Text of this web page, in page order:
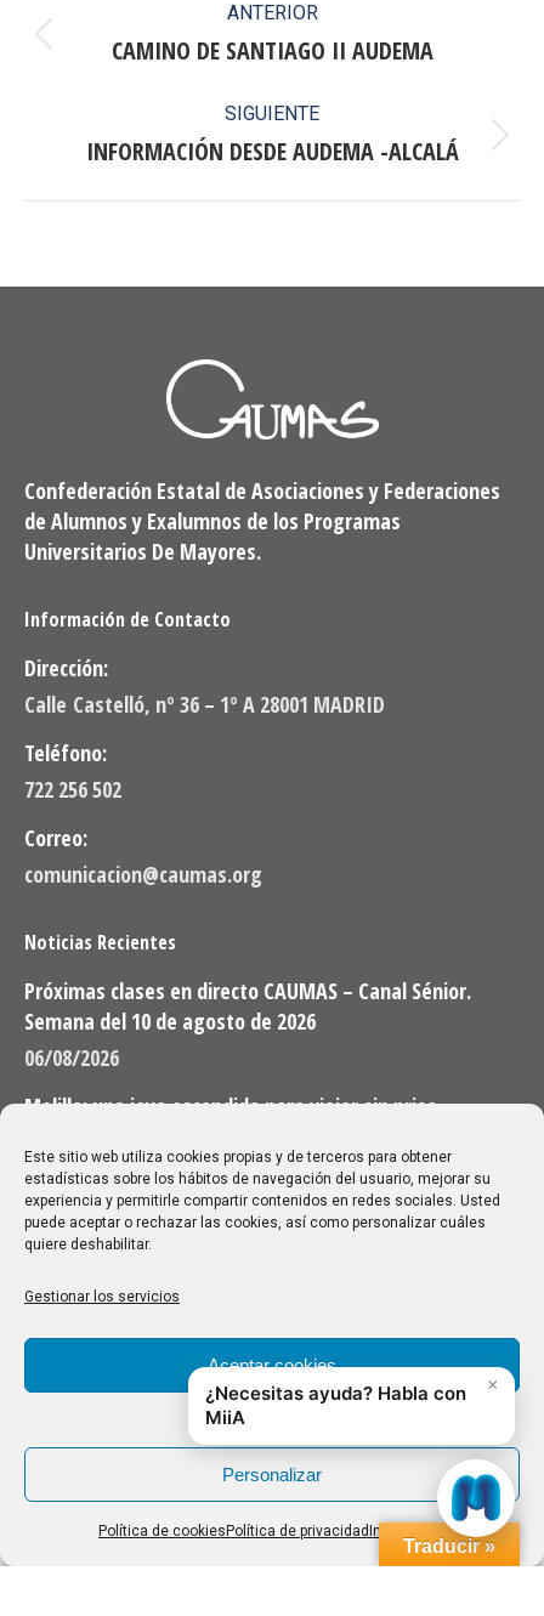
Este sitio web utiliza cookies propias y de terceros para obtener
estadísticas sobre los hábitos de navegación del usuario, mejorar su
experiencia y permitirle compartir contenidos en redes sociales. Usted
puede aceptar o rechazar las cookies, así como personalizar cuáles
quiere deshabilitar.
Gestionar los servicios
Aceptar cookies
Denegar
Personalizar
Política de cookies Política de privacidad Impressum
entre
publicaciones
ANTERIOR
Publicación
CAMINO DE SANTIAGO II AUDEMA
SIGUIENTE
Publicación
INFORMACIÓN DESDE AUDEMA -ALCALÁ
Confederación Estatal de Asociaciones y Federaciones
de Alumnos y Exalumnos de los Programas
Universitarios De Mayores.
Información de Contacto
Dirección:
Calle Castelló, nº 36 – 1º A 28001 MADRID
Teléfono:
722 256 502
Correo:
comunicacion@caumas.org
Noticias Recientes
Próximas clases en directo CAUMAS – Canal Sénior.
Semana del 10 de agosto de 2026
06/08/2026
Melilla: una joya escondida para viajar sin prisa
28/07/2026
Buscar
Buscar:
Aviso Legal|Política de privacidad|Política de cookies
Traducir »